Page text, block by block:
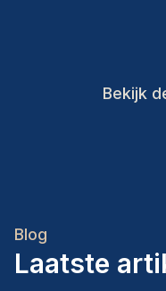
Bekijk
Blog
Laatste